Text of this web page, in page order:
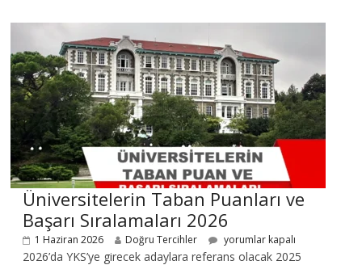
Üniversitelerin Taban Puanları ve
Başarı Sıralamaları 2026
1 Haziran 2026 Doğru Tercihler yorumlar kapalı
2026’da YKS’ye girecek adaylara referans olacak 2025